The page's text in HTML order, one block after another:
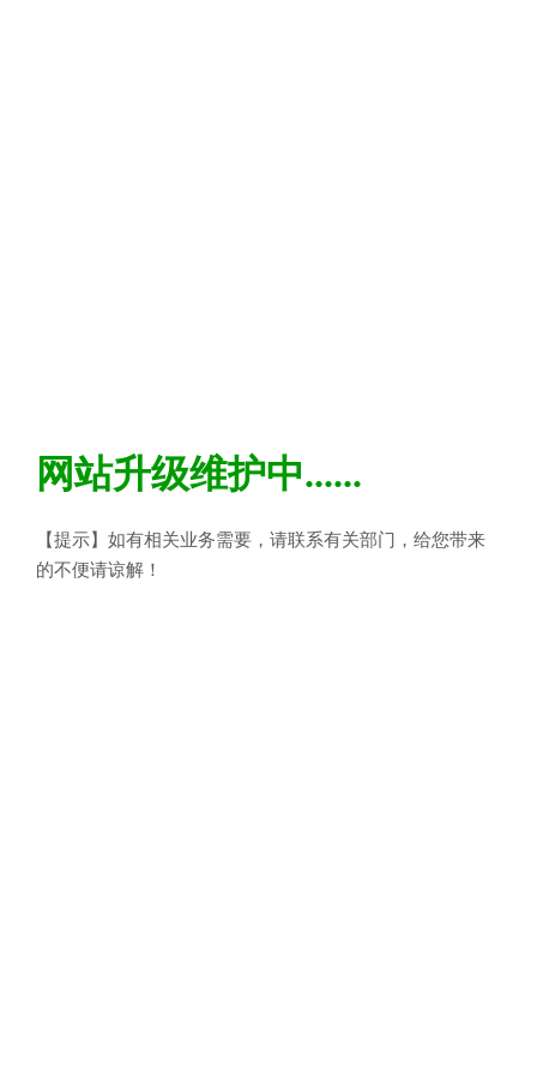
网站升级维护中......
【提示】如有相关业务需要，请联系有关部门，给您带来
的不便请谅解！